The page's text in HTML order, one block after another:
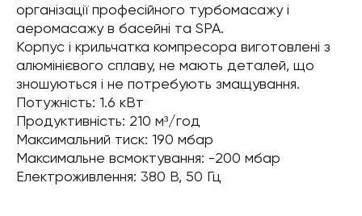
організації професійного турбомасажу і
аеромасажу в басейні та SPA.
Корпус і крильчатка компресора виготовлені з
алюмінієвого сплаву, не мають деталей, що
зношуються і не потребують змащування.
Потужність: 1.6 кВт
Продуктивність: 210 м³/год
Максимальний тиск: 190 мбар
Максимальне всмоктування: -200 мбар
Електроживлення: 380 В, 50 Гц